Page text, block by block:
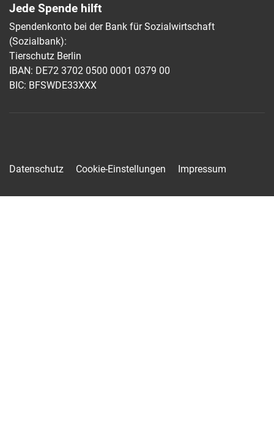
Jede Spende hilft
Spendenkonto bei der Bank für Sozialwirtschaft
(Sozialbank):
Tierschutz Berlin
IBAN: DE72 3702 0500 0001 0379 00
BIC: BFSWDE33XXX
Datenschutz Cookie-Einstellungen Impressum